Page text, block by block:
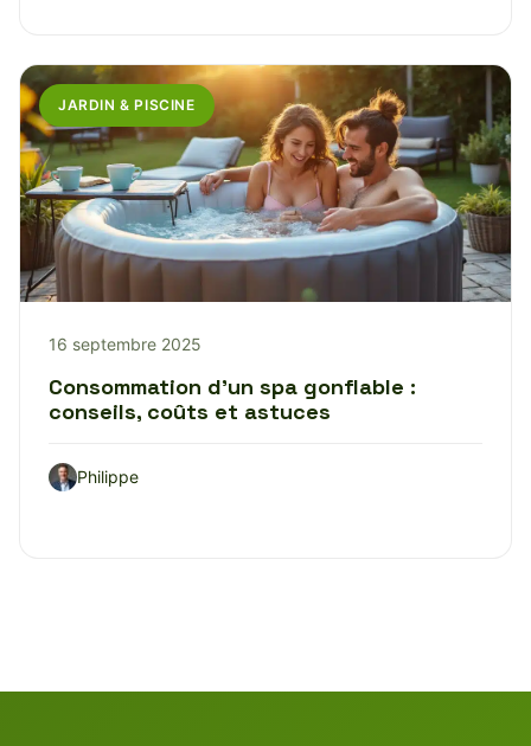
JARDIN & PISCINE
16 septembre 2025
Consommation d’un spa gonflable :
conseils, coûts et astuces
Philippe